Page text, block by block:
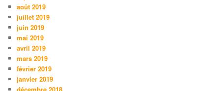
août 2019
juillet 2019
juin 2019
mai 2019
avril 2019
mars 2019
février 2019
janvier 2019